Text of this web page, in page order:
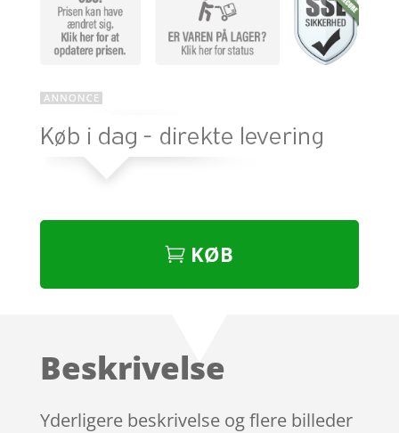
KØB
Beskrivelse
Yderligere beskrivelse og flere billeder